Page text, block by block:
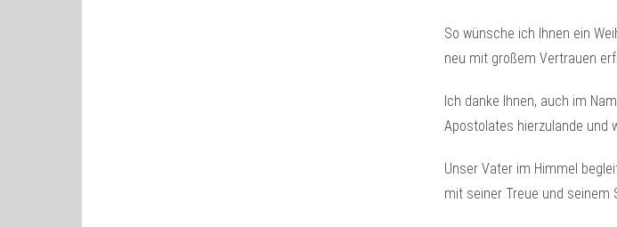
So wünsche ich Ihnen ein
neu mit großem Vertrauen
Ich danke Ihnen, auch im
Apostolates hierzulande und
Unser Vater im Himmel
mit seiner Treue und seinem